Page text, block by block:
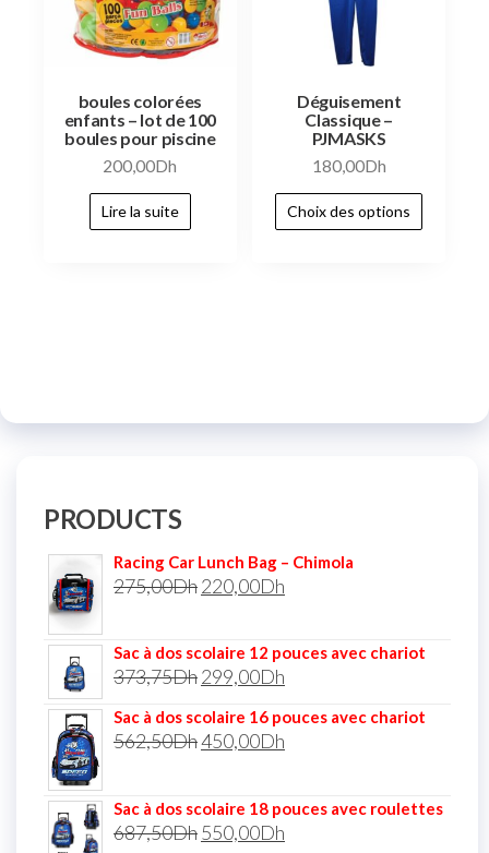
boules colorées
enfants – lot de 100
boules pour piscine
200,00Dh
Lire la suite
Déguisement
Classique –
PJMASKS
180,00Dh
Choix des options
PRODUCTS
Racing Car Lunch Bag – Chimola
275,00Dh220,00Dh
Sac à dos scolaire 12 pouces avec chariot
373,75Dh299,00Dh
Sac à dos scolaire 16 pouces avec chariot
562,50Dh450,00Dh
Sac à dos scolaire 18 pouces avec roulettes
687,50Dh550,00Dh